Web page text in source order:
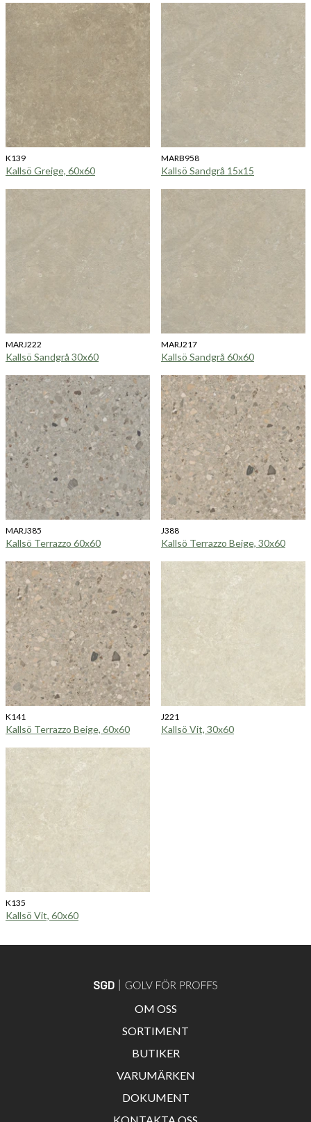
K139
Kallsö Greige, 60x60
MARB958
Kallsö Sandgrå 15x15
MARJ222
Kallsö Sandgrå 30x60
MARJ217
Kallsö Sandgrå 60x60
MARJ385
Kallsö Terrazzo 60x60
J388
Kallsö Terrazzo Beige, 30x60
K141
Kallsö Terrazzo Beige, 60x60
J221
Kallsö Vit, 30x60
K135
Kallsö Vit, 60x60
OM OSS
SORTIMENT
BUTIKER
VARUMÄRKEN
DOKUMENT